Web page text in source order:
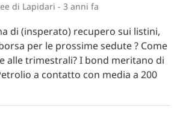
di Lapidari - 3 anni fa
di (insperato) recupero sui listini,
per le prossime sedute ? Come
alle trimestrali? I bond meritano di
a contatto con media a 200